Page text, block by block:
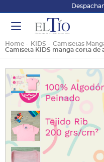
Home KIDS
Camisetas
Camiseta KIDS manga corta de